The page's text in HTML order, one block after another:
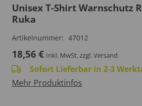
Unisex T-Shirt Warnschutz
Ruka
Artikelnummer: 47012
18,56 € Inkl. MwSt.zzgl. Versand
Sofort Lieferbar in 2-3
Mehr Produktinfos